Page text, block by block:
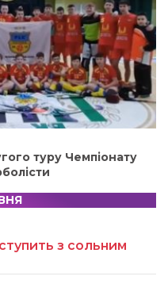
туру Чемпіонату
з сольним